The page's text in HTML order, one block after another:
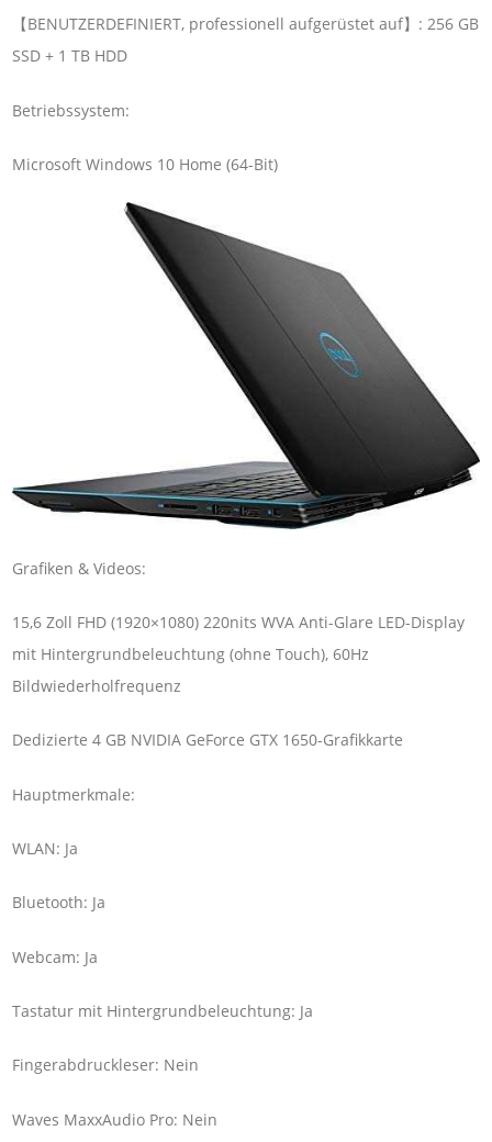
【BENUTZERDEFINIERT, professionell aufgerüstet auf】: 256 GB
SSD + 1 TB HDD
Betriebssystem:
Microsoft Windows 10 Home (64-Bit)
Grafiken & Videos:
15,6 Zoll FHD (1920×1080) 220nits WVA Anti-Glare LED-Display
mit Hintergrundbeleuchtung (ohne Touch), 60Hz
Bildwiederholfrequenz
Dedizierte 4 GB NVIDIA GeForce GTX 1650-Grafikkarte
Hauptmerkmale:
WLAN: Ja
Bluetooth: Ja
Webcam: Ja
Tastatur mit Hintergrundbeleuchtung: Ja
Fingerabdruckleser: Nein
Waves MaxxAudio Pro: Nein